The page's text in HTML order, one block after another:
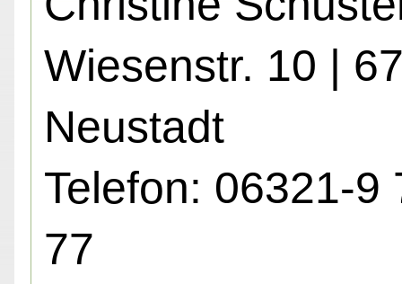
Wiesenstr. 10 |
Neustadt
Telefon: 06321-9
77